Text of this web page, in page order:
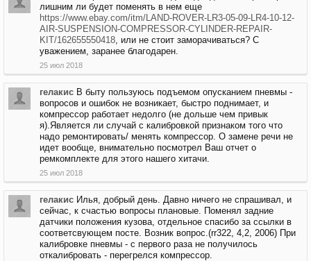
лишним ли будет поменять в нем еще
https://www.ebay.com/itm/LAND-ROVER-LR3-05-09-LR4-10-12-
AIR-SUSPENSION-COMPRESSOR-CYLINDER-REPAIR-
KIT/162655550418, или не стоит заморачиваться? С
уважением, заранее благодарен.
25 июл 2018
гелакис В быту пользуюсь подъемом опусканием пневмы -
вопросов и ошибок не возникает, быстро поднимает, и
компрессор работает недолго (не дольше чем привык
я).Является ли случай с калибровкой признаком того что
надо ремонтировать/ менять компрессор. О замене речи не
идет вообще, внимательно посмотрел Ваш отчет о
ремкомплекте для этого нашего хитачи.
25 июл 2018
гелакис Илья, добрый день. Давно ничего не спрашивал, и
сейчас, к счастью вопросы плановые. Поменял задние
датчики положения кузова, отдельное спасибо за ссылки в
соответсвующем посте. Возник вопрос.(rr322, 4,2, 2006) При
калибровке пневмы - с первого раза не получилось
откалибровать - перегрелся компрессор.